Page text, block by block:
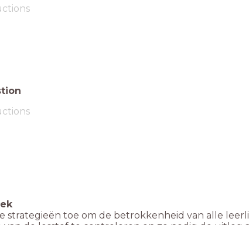
strategieën toe om de betrokkenheid van alle